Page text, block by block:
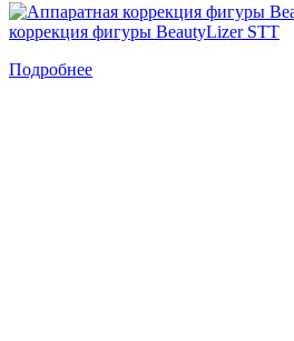
коррекция фигуры BeautyLizer STT
Подробнее